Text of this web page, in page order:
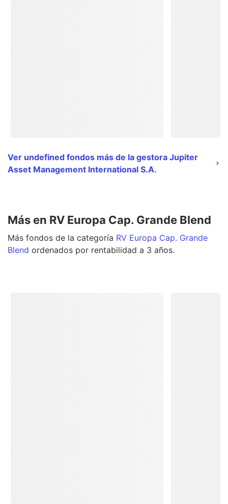
Ver undefined fondos más de la gestora Jupiter
Asset Management International S.A.
Más en RV Europa Cap. Grande Blend
Más fondos de la categoría RV Europa Cap. Grande
Blend ordenados por rentabilidad a 3 años.